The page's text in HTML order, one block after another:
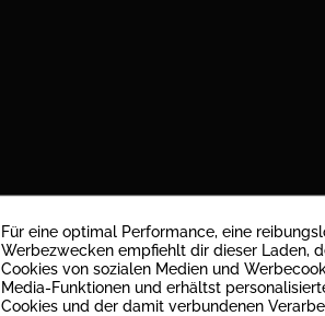
Für eine optimal Performance, eine
Werbezwecken empfiehlt dir dieser Laden,
Cookies von sozialen Medien und
Media-Funktionen und erhältst
Cookies und der damit verbundenen